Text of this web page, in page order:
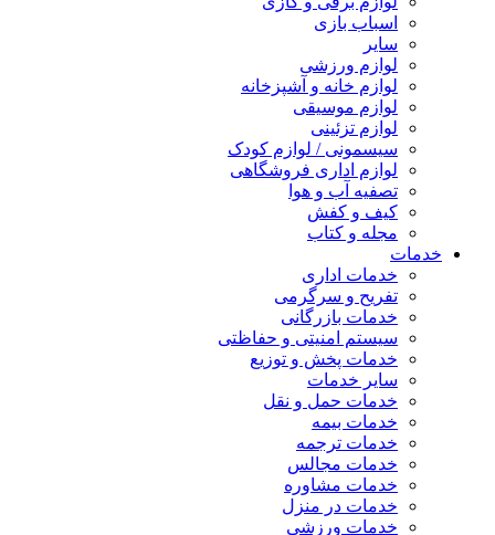
اسباب بازی
سایر
لوازم ورزشی
لوازم خانه و آشپزخانه
لوازم موسیقی
لوازم تزئینی
سیسمونی / لوازم کودک
لوازم اداری فروشگاهی
تصفیه آب و هوا
کیف و کفش
مجله و کتاب
خدمات
خدمات اداری
تفریح و سرگرمی
خدمات بازرگانی
سیستم امنیتی و حفاظتی
خدمات پخش و توزیع
سایر خدمات
خدمات حمل و نقل
خدمات بیمه
خدمات ترجمه
خدمات مجالس
خدمات مشاوره
خدمات در منزل
خدمات ورزشی